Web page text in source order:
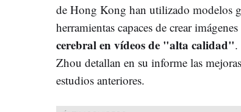
de Hong Kong han utilizado modelos
herramientas capaces de crear
cerebral en vídeos de "alta calidad".
Zhou detallan en su informe las
estudios anteriores.